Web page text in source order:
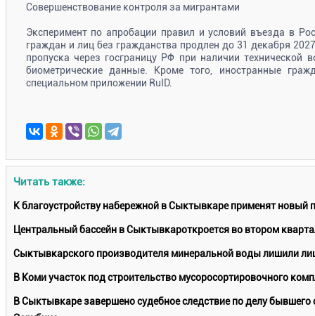
Совершенствование контроля за мигрантами
Эксперимент по апробации правил и условий въезда в
граждан и лиц без гражданства продлен до 31 декабря
пропуска через госграницу РФ при наличии технической
биометрические данные. Кроме того, иностранные
специальном приложении RuID.
Читать также:
К благоустройству набережной в Сыктывкаре применят новый
Центральный бассейн в Сыктывкароткроется во втором
Сыктывкарского производителя минеральной воды лишили
В Коми участок под строительство мусоросортировочного
В Сыктывкаре завершено судебное следствие по делу